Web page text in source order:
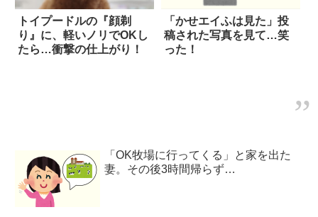
トイプードルの『顔剃
り』に、軽いノリでOKし
たら…衝撃の仕上がり！
「かせエイふは見た」投
稿された写真を見て…笑
った！
「OK牧場に行ってくる」と家を出た
妻。その後3時間帰らず…